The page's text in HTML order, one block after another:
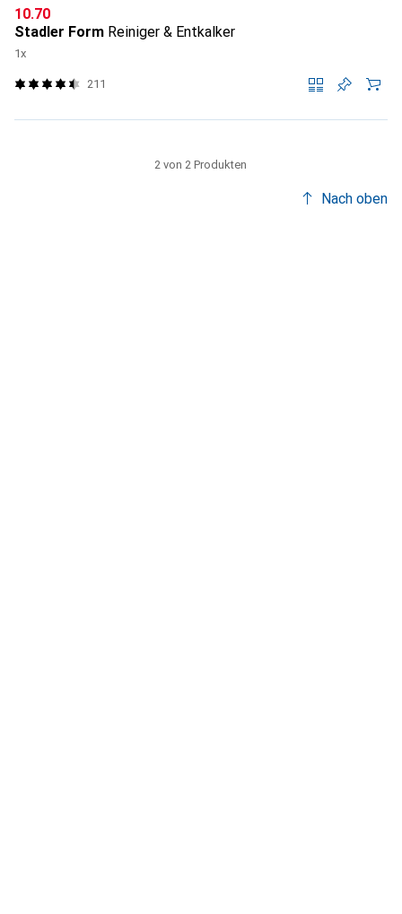
CHF
10.70
Stadler Form Reiniger & Entkalker
1x
211
2 von 2 Produkten
Nach oben